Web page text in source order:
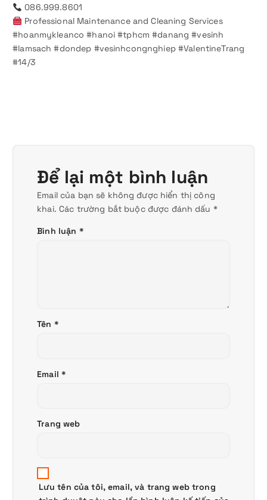
086.999.8601
Professional Maintenance and Cleaning Services
#hoanmykleanco #hanoi #tphcm #danang #vesinh
#lamsach #dondep #vesinhcongnghiep #ValentineTrang
#14/3
Để lại một bình luận
Email của bạn sẽ không được hiển thị công
khai. Các trường bắt buộc được đánh dấu *
Bình luận *
Tên *
Email *
Trang web
Lưu tên của tôi, email, và trang web trong